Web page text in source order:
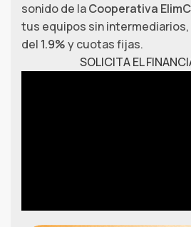
sonido de laCooperativa
tus equipos sin
del 1.9%y cuotas fijas.
SOLICITA EL